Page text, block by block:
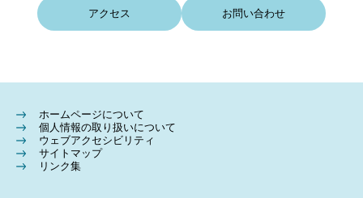
アクセス お問い合わせ
ホームページについて
個人情報の取り扱いについて
ウェブアクセシビリティ
サイトマップ
リンク集